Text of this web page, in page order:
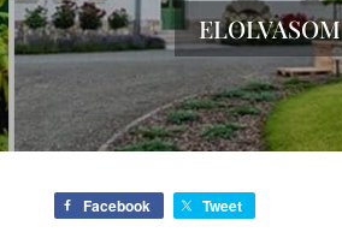
ELOLVASOM
Facebook Tweet